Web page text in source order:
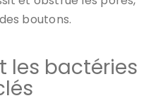
boutons.
les bactéries